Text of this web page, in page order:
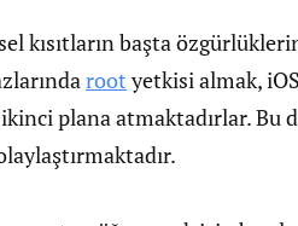
kısıtların başta
rootyetkisi almak,
plana atmaktadırlar. Bu